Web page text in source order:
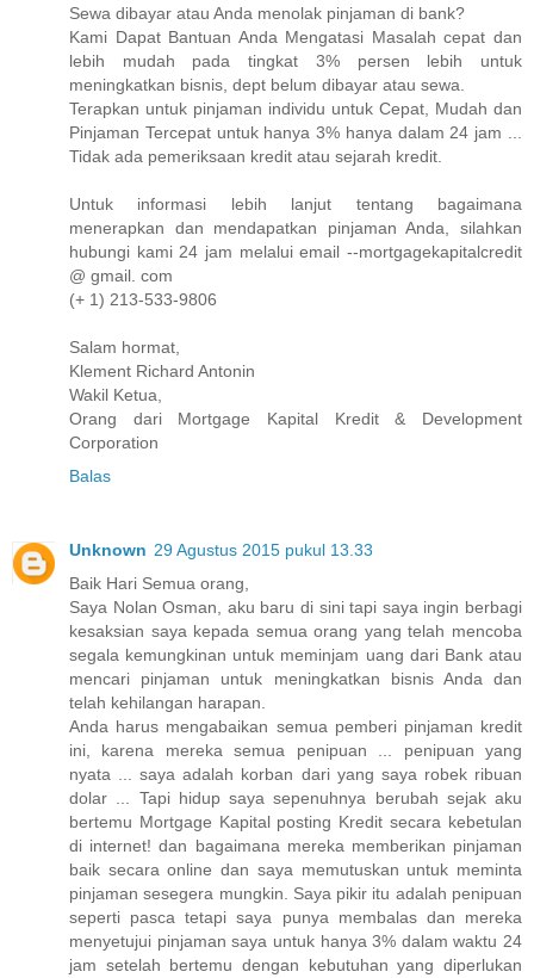
Sewa dibayar atau Anda menolak pinjaman di bank?
Kami Dapat Bantuan Anda Mengatasi Masalah cepat dan
lebih mudah pada tingkat 3% persen lebih untuk
meningkatkan bisnis, dept belum dibayar atau sewa.
Terapkan untuk pinjaman individu untuk Cepat, Mudah dan
Pinjaman Tercepat untuk hanya 3% hanya dalam 24 jam ...
Tidak ada pemeriksaan kredit atau sejarah kredit.
Untuk informasi lebih lanjut tentang bagaimana
menerapkan dan mendapatkan pinjaman Anda, silahkan
hubungi kami 24 jam melalui email --mortgagekapitalcredit
@ gmail. com
(+ 1) 213-533-9806
Salam hormat,
Klement Richard Antonin
Wakil Ketua,
Orang dari Mortgage Kapital Kredit & Development
Corporation
Balas
Unknown 29 Agustus 2015 pukul 13.33
Baik Hari Semua orang,
Saya Nolan Osman, aku baru di sini tapi saya ingin berbagi
kesaksian saya kepada semua orang yang telah mencoba
segala kemungkinan untuk meminjam uang dari Bank atau
mencari pinjaman untuk meningkatkan bisnis Anda dan
telah kehilangan harapan.
Anda harus mengabaikan semua pemberi pinjaman kredit
ini, karena mereka semua penipuan ... penipuan yang
nyata ... saya adalah korban dari yang saya robek ribuan
dolar ... Tapi hidup saya sepenuhnya berubah sejak aku
bertemu Mortgage Kapital posting Kredit secara kebetulan
di internet! dan bagaimana mereka memberikan pinjaman
baik secara online dan saya memutuskan untuk meminta
pinjaman sesegera mungkin. Saya pikir itu adalah penipuan
seperti pasca tetapi saya punya membalas dan mereka
menyetujui pinjaman saya untuk hanya 3% dalam waktu 24
jam setelah bertemu dengan kebutuhan yang diperlukan